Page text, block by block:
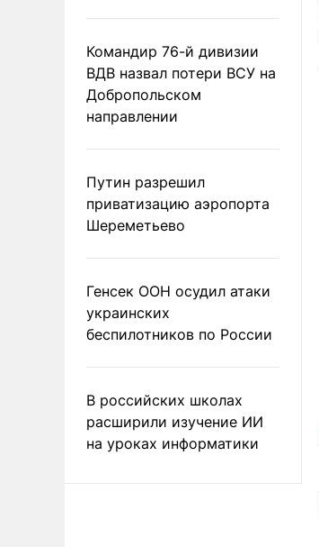
Командир 76-й дивизии
ВДВ назвал потери ВСУ на
Добропольском
направлении
Путин разрешил
приватизацию аэропорта
Шереметьево
Генсек ООН осудил атаки
украинских
беспилотников по России
В российских школах
расширили изучение ИИ
на уроках информатики